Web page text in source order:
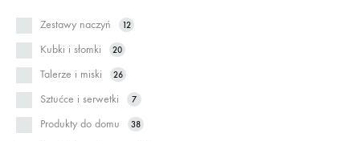
Zestawy naczyń 12
Kubki i słomki 20
Talerze i miski 26
Sztućce i serwetki 7
Produkty do domu 38